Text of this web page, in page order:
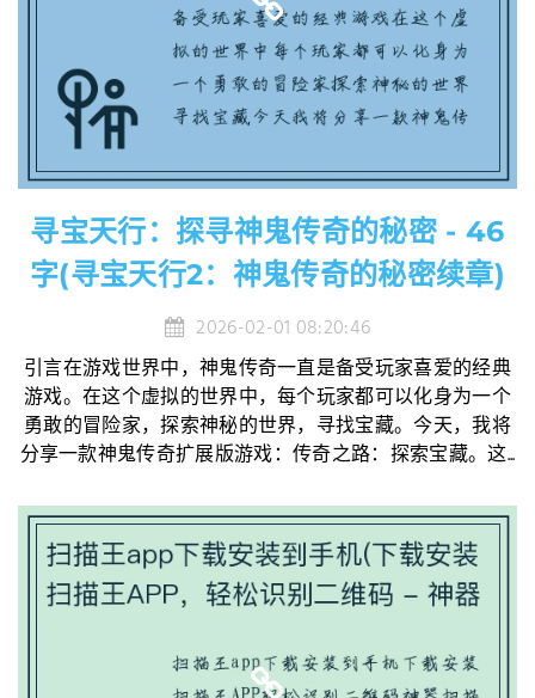
寻宝天行：探寻神鬼传奇的秘密 - 46
字(寻宝天行2：神鬼传奇的秘密续章)
2026-02-01 08:20:46
引言在游戏世界中，神鬼传奇一直是备受玩家喜爱的经典
游戏。在这个虚拟的世界中，每个玩家都可以化身为一个
勇敢的冒险家，探索神秘的世界，寻找宝藏。今天，我将
分享一款神鬼传奇扩展版游戏：传奇之路：探索宝藏。这...